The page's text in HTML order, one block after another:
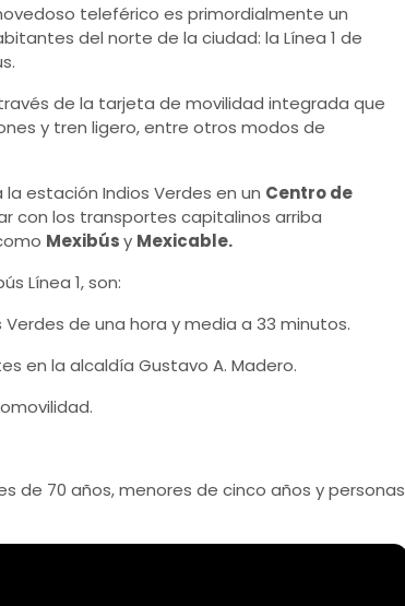
teleférico es primordialmente un
del norte de la ciudad: la Línea 1 de
de la tarjeta de movilidad integrada que
y tren ligero, entre otros modos de
estación Indios Verdes en un Centro de
con los transportes capitalinos arriba
Mexibúsy Mexicable.
Línea 1, son:
de una hora y media a 33 minutos.
en la alcaldía Gustavo A. Madero.
de 70 años, menores de cinco años y personas